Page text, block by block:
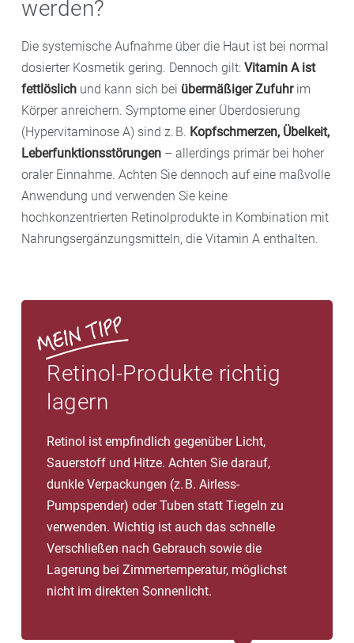
werden?
Die systemische Aufnahme über die Haut ist bei normal
dosierter Kosmetik gering. Dennoch gilt: Vitamin A ist
fettlöslich und kann sich bei übermäßiger Zufuhrim
Körper anreichern. Symptome einer Überdosierung
(Hypervitaminose A) sind z. B. Kopfschmerzen, Übelkeit,
Leberfunktionsstörungen – allerdings primär bei hoher
oraler Einnahme. Achten Sie dennoch auf eine maßvolle
Anwendung und verwenden Sie keine
hochkonzentrierten Retinolprodukte in Kombination mit
Nahrungsergänzungsmitteln, die Vitamin A enthalten.
Retinol-Produkte richtig
lagern
Retinol ist empfindlich gegenüber Licht,
Sauerstoff und Hitze. Achten Sie darauf,
dunkle Verpackungen (z. B. Airless-
Pumpspender) oder Tuben statt Tiegeln zu
verwenden. Wichtig ist auch das schnelle
Verschließen nach Gebrauch sowie die
Lagerung bei Zimmertemperatur, möglichst
nicht im direkten Sonnenlicht.